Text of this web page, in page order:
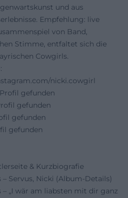
und aus
Empfehlung: live
von Band,
Stimme, entfaltet sich die
Cowgirls.
nicki.cowgirl
gefunden
gefunden
gefunden
gefunden
& Kurzbiografie
Servus, Nicki (Album-Details)
„I wär am liabsten mit dir ganz